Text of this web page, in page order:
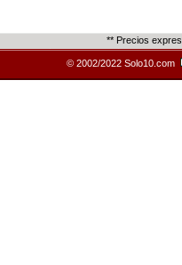
** Precios
© 2002/2022 Solo10.com